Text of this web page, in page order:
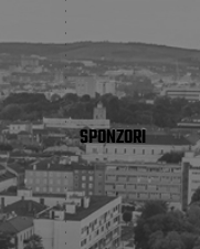
SPONZORI